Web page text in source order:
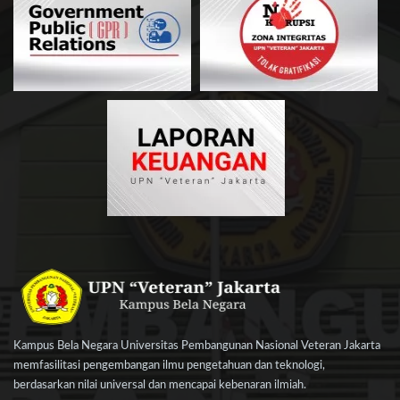
Kampus Bela Negara Universitas Pembangunan Nasional Veteran Jakarta
memfasilitasi pengembangan ilmu pengetahuan dan teknologi,
berdasarkan nilai universal dan mencapai kebenaran ilmiah.